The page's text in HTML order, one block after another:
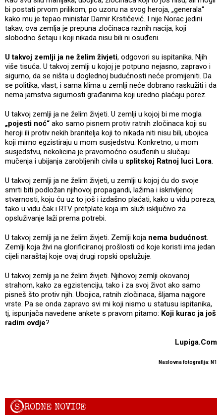
bi postati prvom prilikom, po uzoru na svog heroja, „generala“
kako mu je tepao ministar Damir Krstičević. I nije Norac jedini
takav, ova zemlja je prepuna zločinaca raznih nacija, koji
slobodno šetaju i koji nikada nisu bili ni osuđeni.
U takvoj zemlji ja ne želim živjeti, odgovori su ispitanika. Njih
više tisuća. U takvoj zemlji u kojoj je potpuno nejasno, zapravo i
sigurno, da se ništa u doglednoj budućnosti neće promijeniti. Da
se politika, vlast, i sama klima u zemlji neće dobrano raskužiti i da
nema jamstva sigurnosti građanima koji uredno plaćaju porez.
U takvoj zemlji ja ne želim živjeti. U zemlji u kojoj bi me mogla
„pojesti noć“ ako samo pisnem protiv ratnih zločinaca koji su
heroji ili protiv nekih branitelja koji to nikada niti nisu bili, ubojica
koji mirno egzistiraju u mom susjedstvu. Konkretno, u mom
susjedstvu, nekolicina je pravomoćno osuđenih u slučaju
mučenja i ubijanja zarobljenih civila u splitskoj Ratnoj luci Lora.
U takvoj zemlji ja ne želim živjeti, u zemlji u kojoj ću do svoje
smrti biti podložan njihovoj propagandi, lažima i iskrivljenoj
stvarnosti, koju ću uz to još i izdašno plaćati, kako u vidu poreza,
tako u vidu čak i RTV pretplate koja im služi isključivo za
opsluživanje laži prema potrebi.
U takvoj zemlji ja ne želim živjeti. Zemlji koja nema budućnost.
Zemlji koja živi na glorificiranoj prošlosti od koje koristi ima jedan
cijeli naraštaj koje ovaj drugi ropski opslužuje.
U takvoj zemlji ja ne želim živjeti. Njihovoj zemlji okovanoj
strahom, kako za egzistenciju, tako i za svoj život ako samo
pisneš što protiv njih. Ubojica, ratnih zločinaca, šljama najgore
vrste. Pa se onda zapravo svi mi koji nismo u statusu ispitanika,
tj, ispunjača navedene ankete s pravom pitamo: Koji kurac ja još
radim ovdje?
Lupiga.Com
Naslovna fotografija: N1
SRODNE NOVICE